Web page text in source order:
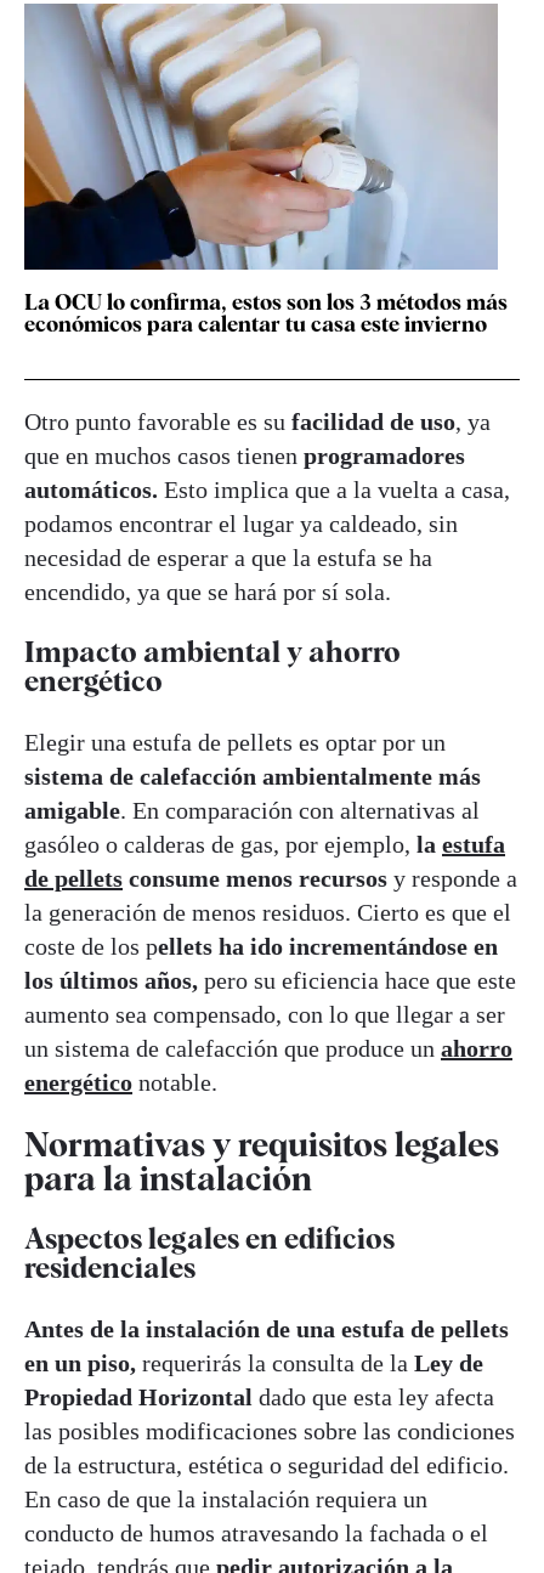
La OCU lo confirma, estos son los 3 métodos más
económicos para calentar tu casa este invierno
Otro punto favorable es su facilidad de uso, ya
que en muchos casos tienen programadores
automáticos. Esto implica que a la vuelta a casa,
podamos encontrar el lugar ya caldeado, sin
necesidad de esperar a que la estufa se ha
encendido, ya que se hará por sí sola.
Impacto ambiental y ahorro
energético
Elegir una estufa de pellets es optar por un
sistema de calefacción ambientalmente más
amigable. En comparación con alternativas al
gasóleo o calderas de gas, por ejemplo, la estufa
de pellets consume menos recursos y responde a
la generación de menos residuos. Cierto es que el
coste de los pellets ha ido incrementándose en
los últimos años, pero su eficiencia hace que este
aumento sea compensado, con lo que llegar a ser
un sistema de calefacción que produce un ahorro
energético notable.
Normativas y requisitos legales
para la instalación
Aspectos legales en edificios
residenciales
Antes de la instalación de una estufa de pellets
en un piso, requerirás la consulta de la Ley de
Propiedad Horizontal dado que esta ley afecta
las posibles modificaciones sobre las condiciones
de la estructura, estética o seguridad del edificio.
En caso de que la instalación requiera un
conducto de humos atravesando la fachada o el
tejado, tendrás que pedir autorización a la